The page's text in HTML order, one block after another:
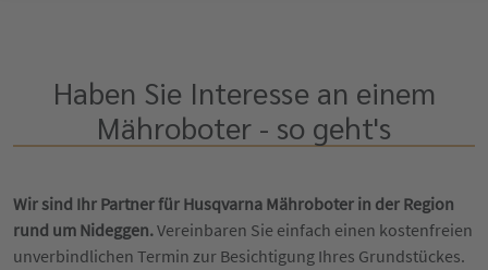
Haben Sie Interesse an einem
Mähroboter - so geht's
Wir sind Ihr Partner für Husqvarna Mähroboter in der Region
rund um Nideggen.Vereinbaren Sie einfach einen kostenfreien
unverbindlichen Termin zur Besichtigung Ihres Grundstückes.